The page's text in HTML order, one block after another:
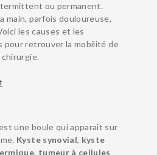
ou permanent.
main, parfois douloureuse,
les causes et les
pour retrouver la mobilité de
chirurgie.
une boule qui apparaît sur
Kyste synovial, kyste
, tumeur à cellules